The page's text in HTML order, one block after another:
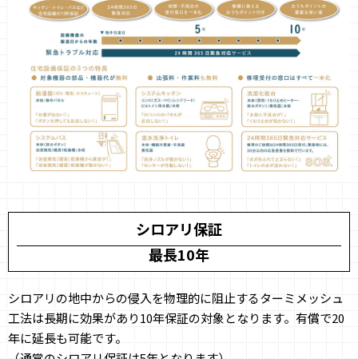
シロアリ保証
最長10年
シロアリの地中からの侵入を物理的に阻止するターミメッシュ
工法は長期に効果があり10年保証の対象となります。有償で20
年に延長も可能です。